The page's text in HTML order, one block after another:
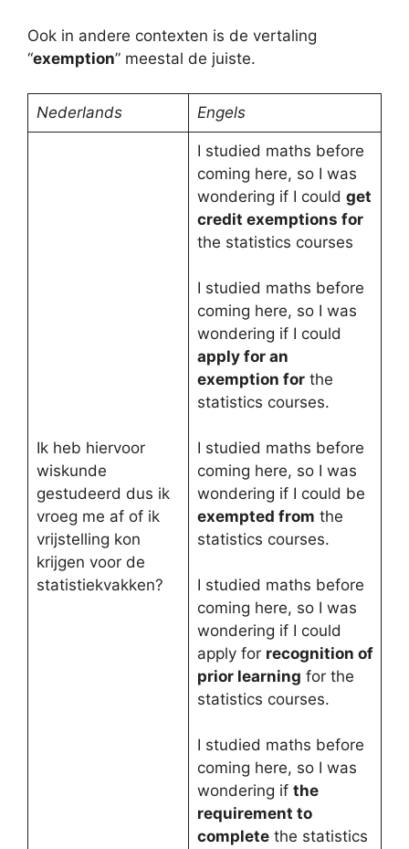
Ook in andere contexten is de vertaling
“exemption” meestal de juiste.
Nederlands Engels
Ik heb hiervoor
wiskunde
gestudeerd dus ik
vroeg me af of ik
vrijstelling kon
krijgen voor de
statistiekvakken?
I studied maths before
coming here, so I was
wondering if I could get
credit exemptions for
the statistics courses
I studied maths before
coming here, so I was
wondering if I could
apply for an
exemption forthe
statistics courses.
I studied maths before
coming here, so I was
wondering if I could be
exempted from the
statistics courses.
I studied maths before
coming here, so I was
wondering if I could
apply for recognition of
prior learning for the
statistics courses.
I studied maths before
coming here, so I was
wondering if the
requirement to
completethe statistics